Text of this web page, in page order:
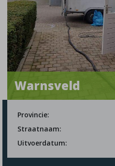
Warnsveld
Provincie:
Straatnaam:
Uitvoerdatum: